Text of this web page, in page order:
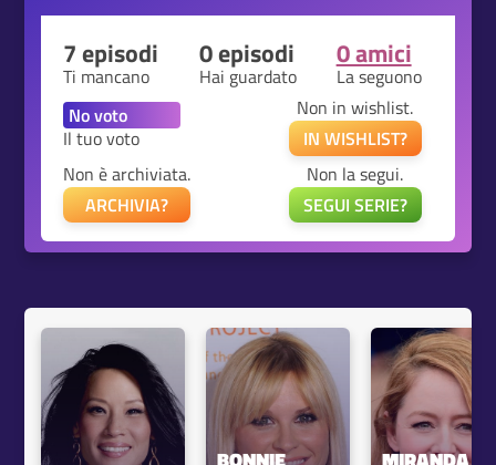
7 episodi
Ti mancano
0 episodi
Hai guardato
0 amici
La seguono
Il tuo voto
Non in wishlist.
IN WISHLIST?
Non è archiviata.
ARCHIVIA?
Non la segui.
SEGUI SERIE?